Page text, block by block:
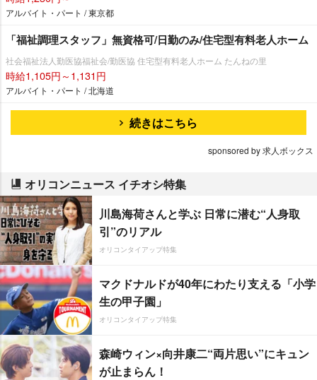
アルバイト・パート / 東京都
「福祉調理スタッフ」無資格可/日勤のみ/住宅型有料老人ホーム
社会福祉法人勤医協福祉会/勤医協 住宅型有料老人ホーム たんねの里
時給1,105円～1,131円
アルバイト・パート / 北海道
続きはこちら
sponsored by 求人ボックス
オリコンニュース イチオシ特集
川島海荷さんと学ぶ 日常に潜む“人身取
引”のリアル
オリコンタイアップ特集
マクドナルドが40年にわたり支える「小学
生の甲子園」
オリコンタイアップ特集
森崎ウィン×向井康二“両片思い”にキュン
が止まらん！